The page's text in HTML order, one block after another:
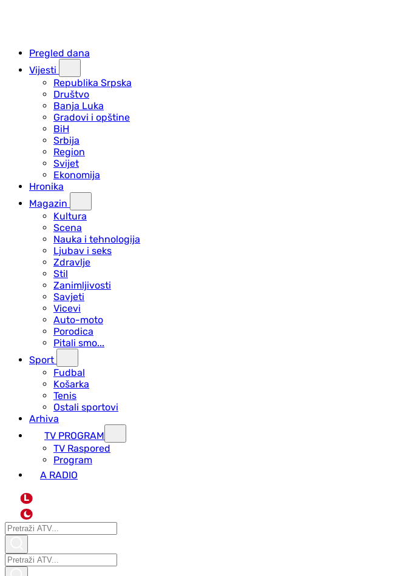
Pregled dana
Vijesti
Republika Srpska
Društvo
Banja Luka
Gradovi i opštine
BiH
Srbija
Region
Svijet
Ekonomija
Hronika
Magazin
Kultura
Scena
Nauka i tehnologija
Ljubav i seks
Zdravlje
Stil
Zanimljivosti
Savjeti
Vicevi
Auto-moto
Porodica
Pitali smo...
Sport
Fudbal
Košarka
Tenis
Ostali sportovi
Arhiva
TV PROGRAM
ТV Raspored
Program
A RADIO
L